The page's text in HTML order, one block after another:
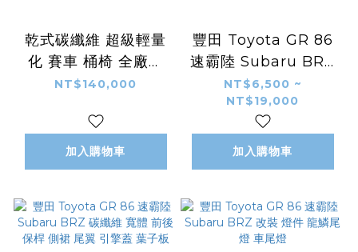
乾式碳纖維 超級輕量
化 賽車 桶椅 全廠牌
全車系 通用 客製化
NT$140,000
加入購物車
豐田 Toyota GR 86
速霸陸 Subaru BRZ
碳纖維 ADRO款 前後
下巴 側裙 尾翼 引擎蓋
風刀
NT$6,500 ~
NT$19,000
加入購物車